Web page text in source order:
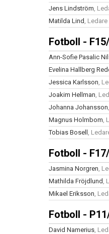
Jens Lindström,
Matilda Lind , Ledare
Fotboll -
Ann-Sofie Pasalic
Evelina Hallberg
Jessica Karlsson,
Joakim Hellman,
Johanna Johansson
Magnus Holmbom,
Tobias Bosell ,
Fotboll -
Jasmina Norgren,
Mathilda Fröjdlund ,
Mikael Eriksson,
Fotboll -
David Namerius,